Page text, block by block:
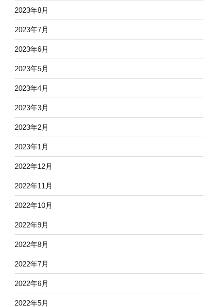
2023年8月
2023年7月
2023年6月
2023年5月
2023年4月
2023年3月
2023年2月
2023年1月
2022年12月
2022年11月
2022年10月
2022年9月
2022年8月
2022年7月
2022年6月
2022年5月